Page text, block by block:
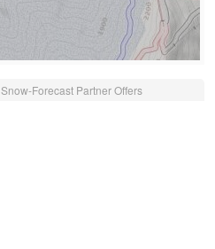
Snow-Forecast Partner Offers